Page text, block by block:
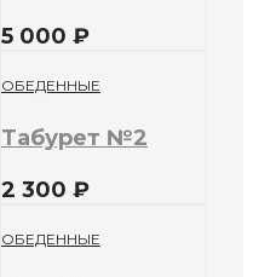
5 000 ₽
ОБЕДЕННЫЕ
Табурет №2
2 300 ₽
ОБЕДЕННЫЕ